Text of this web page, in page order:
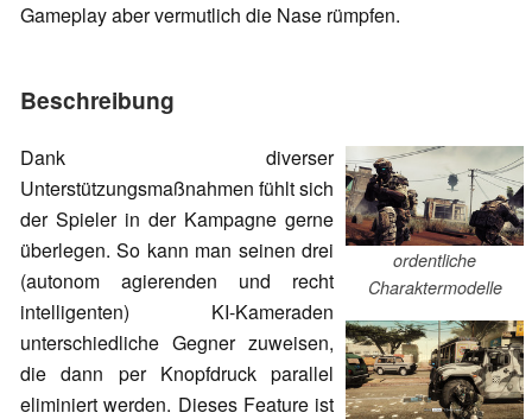
Gameplay aber vermutlich die Nase rümpfen.
Beschreibung
ordentliche
Charaktermodelle
Dank diverser
Unterstützungsmaßnahmen fühlt sich
der Spieler in der Kampagne gerne
überlegen. So kann man seinen drei
(autonom agierenden und recht
intelligenten) KI-Kameraden
unterschiedliche Gegner zuweisen,
die dann per Knopfdruck parallel
eliminiert werden. Dieses Feature ist